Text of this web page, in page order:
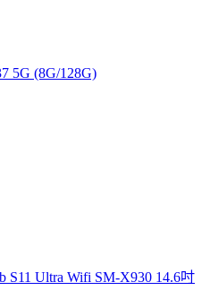
5G (8G/128G)
S11 Ultra Wifi SM-X930 14.6吋